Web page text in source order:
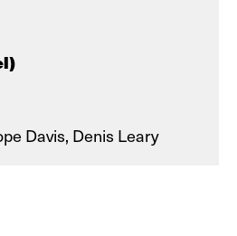
Davis, Denis Leary